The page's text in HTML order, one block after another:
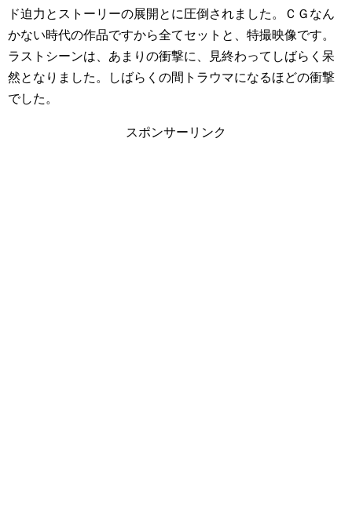
ド迫力とストーリーの展開とに圧倒されました。ＣＧなん
かない時代の作品ですから全てセットと、特撮映像です。
ラストシーンは、あまりの衝撃に、見終わってしばらく呆
然となりました。しばらくの間トラウマになるほどの衝撃
でした。
スポンサーリンク